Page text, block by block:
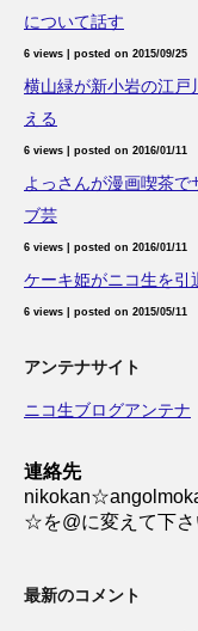
について話す
6 views posted on 2015/09/25
横山緑が新小岩の江戸
える
6 views posted on 2016/01/11
よっさんが漫画喫茶で
ブ芸
6 views posted on 2016/01/11
ケーキ姫がニコ生を引
6 views posted on 2015/05/11
アンテナサイト
ニコ生ブログアンテナ
連絡先
☆を@に変えて下さ
最新のコメント